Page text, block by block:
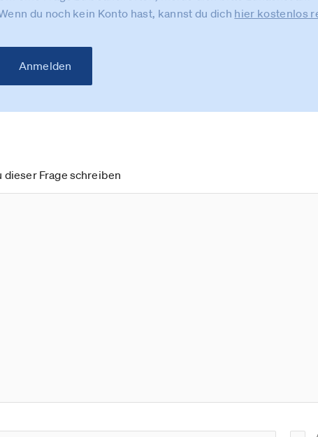
du noch kein Konto hast, kannst du dich hier kostenlos
Anmelden
dieser Frage schreiben